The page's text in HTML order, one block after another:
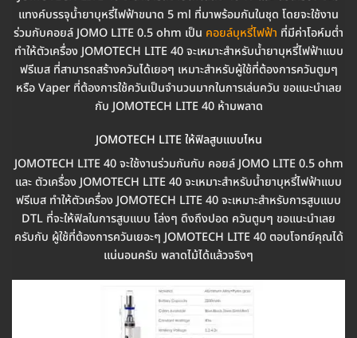
แทงค์บรรจุน้ำยาบุหรี่ไฟฟ้าขนาด 5 ml ที่มาพร้อมกันในชุด โดยจะใช้งาน
ร่วมกับคอยล์ JOMO LITE 0.5 ohm เป็น คอยล์บุหรี่ไฟฟ้า ที่มีค่าโอห์มต่ำ
ทำให้ตัวเครื่อง JOMOTECH LITE 40 จะเหมาะสำหรับน้ำยาบุหรี่ไฟฟ้าแบบ
ฟรีเบส ที่สามารถสร้างควันได้เยอๆ เหมาะสำหรับผู้ใช้ที่ต้องการควันตูมๆ
หรือ Vaper ที่ต้องการใช้ควันเป็นจำนวนมากในการเล่นควัน ขอแนะนำเลย
กับ JOMOTECH LITE 40 ห้ามพลาด
JOMOTECH LITE ให้ฟิลสูบแบบไหน
JOMOTECH LITE 40 จะใช้งานร่วมกันกับ คอยล์ JOMO LITE 0.5 ohm
และ ตัวเครื่อง JOMOTECH LITE 40 จะเหมาะสำหรับน้ำยาบุหรี่ไฟฟ้าแบบ
ฟรีเบส ทำให้ตัวเครื่อง JOMOTECH LITE 40 จะเหมาะสำหรับการสูบแบบ
DTL ที่จะให้ฟิลในการสูบแบบ โล่งๆ ดึงถึงปอด ควันตูมๆ ขอแนะนำเลย
ครับกับ ผู้ใช้ที่ต้องการควันเยอะๆ JOMOTECH LITE 40 ตอบโจทย์คุณได้
แน่นอนครับ พลาดไม้ได้แล้วจริงๆ